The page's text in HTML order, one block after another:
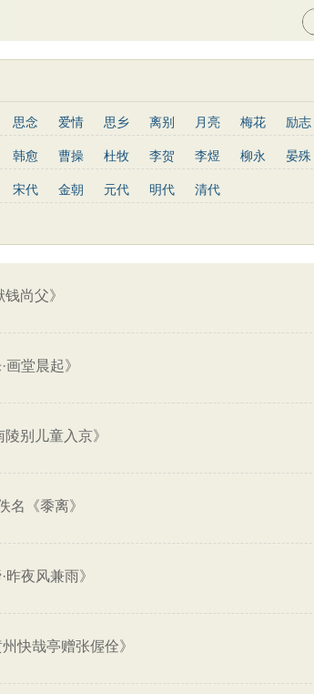
思念 爱情 思乡 离别 月亮 梅花 励志
长江 黄河 竹子 哲理 泰山 边塞 柳树
韩愈 曹操 杜牧 李贺 李煜 柳永 晏殊
孟郊 韦庄 元稹 曾巩 苏辙
司马光 晏几道 司马迁 元好问 曹雪芹
仁 关汉卿
宋代 金朝 元代 明代 清代
尚父》
堂晨起》
别儿童入京》
名《黍离》
夜风兼雨》
快哉亭赠张偓佺》